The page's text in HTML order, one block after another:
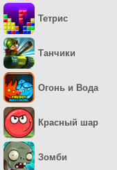
Тетрис
Танчики
Огонь и Вода
Красный шар
Зомби